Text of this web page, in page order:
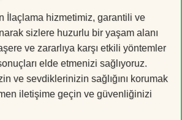
İlaçlama hizmetimiz, garantili ve
sizlere huzurlu bir yaşam alanı
ve zararlıya karşı etkili yöntemler
elde etmenizi sağlıyoruz.
ve sevdiklerinizin sağlığını korumak
iletişime geçin ve güvenliğinizi